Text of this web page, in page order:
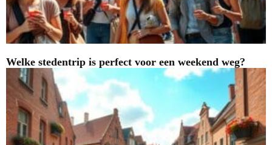
Welke stedentrip is perfect voor een weekend weg?